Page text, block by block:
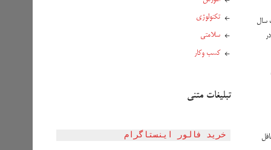
سال
تکنولوژی
سلامتی
کسب وکار
تبلیغات متنی
خرید فالور اینستاگرام